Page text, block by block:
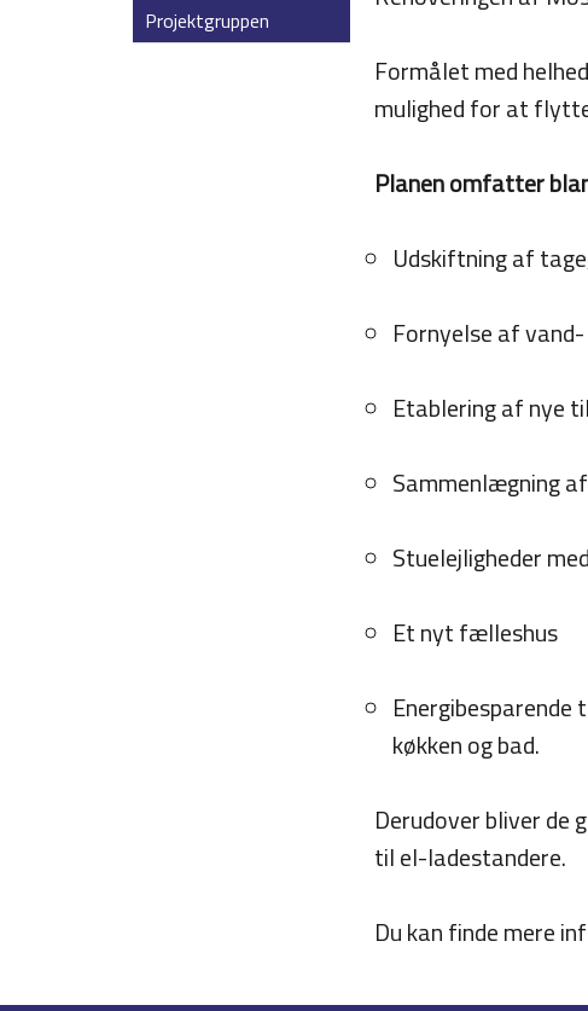
Projektgruppen
Formålet med
mulighed for at
Planen omfatter
Udskiftning af
Fornyelse af
Etablering af nye
Sammenlægning
Stuelejligheder
Et nyt fælleshus
køkken og bad.
Derudover bliver de
til el-ladestandere.
Du kan finde mere